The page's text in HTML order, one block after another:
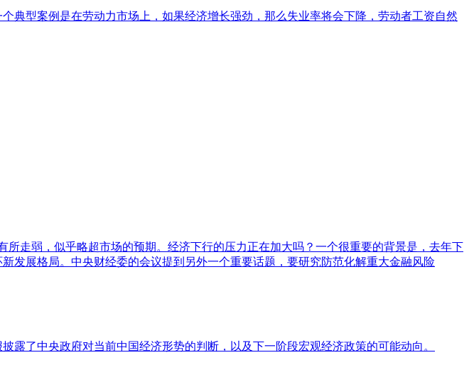
典型案例是在劳动力市场上，如果经济增长强劲，那么失业率将会下降，劳动者工资自然
走弱，似乎略超市场的预期。经济下行的压力正在加大吗？一个很重要的背景是，去年下
发展格局。中央财经委的会议提到另外一个重要话题，要研究防范化解重大金融风险
了中央政府对当前中国经济形势的判断，以及下一阶段宏观经济政策的可能动向。